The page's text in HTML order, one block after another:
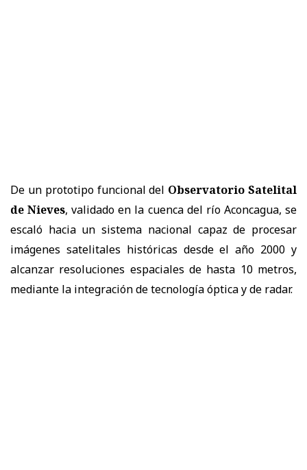
De un prototipo funcional del Observatorio Satelital
de Nieves, validado en la cuenca del río Aconcagua, se
escaló hacia un sistema nacional capaz de procesar
imágenes satelitales históricas desde el año 2000 y
alcanzar resoluciones espaciales de hasta 10 metros,
mediante la integración de tecnología óptica y de radar.